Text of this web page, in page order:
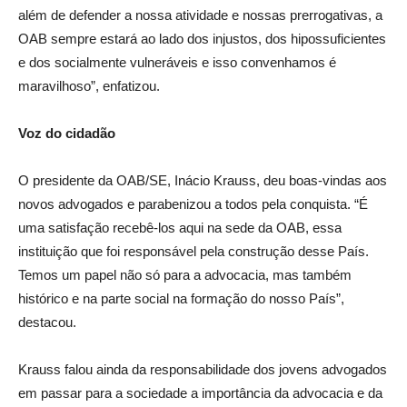
além de defender a nossa atividade e nossas prerrogativas, a
OAB sempre estará ao lado dos injustos, dos hipossuficientes
e dos socialmente vulneráveis e isso convenhamos é
maravilhoso”, enfatizou.
Voz do cidadão
O presidente da OAB/SE, Inácio Krauss, deu boas-vindas aos
novos advogados e parabenizou a todos pela conquista. “É
uma satisfação recebê-los aqui na sede da OAB, essa
instituição que foi responsável pela construção desse País.
Temos um papel não só para a advocacia, mas também
histórico e na parte social na formação do nosso País”,
destacou.
Krauss falou ainda da responsabilidade dos jovens advogados
em passar para a sociedade a importância da advocacia e da